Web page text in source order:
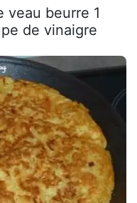
veau beurre 1
de vinaigre